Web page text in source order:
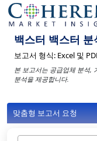
백스터 백스터
보고서 형식: Excel 및
본 보고서는 공급업체 분석,
분석을 제공합니다.
맞춤형 보고서 요청